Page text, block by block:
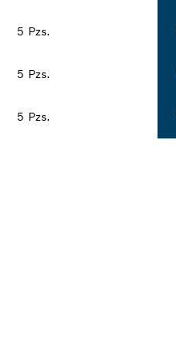
5 Pzs.
5 Pzs.
5 Pzs.